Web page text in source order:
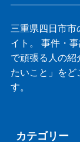
三重県四日市市
イト。 事件・
で頑張る人の紹
たいこと」をど
す。
カテゴリー